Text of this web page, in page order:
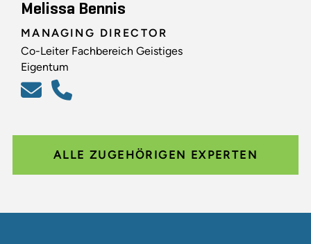
Melissa Bennis
MANAGING DIRECTOR
Co-Leiter Fachbereich Geistiges
Eigentum
ALLE ZUGEHÖRIGEN EXPERTEN